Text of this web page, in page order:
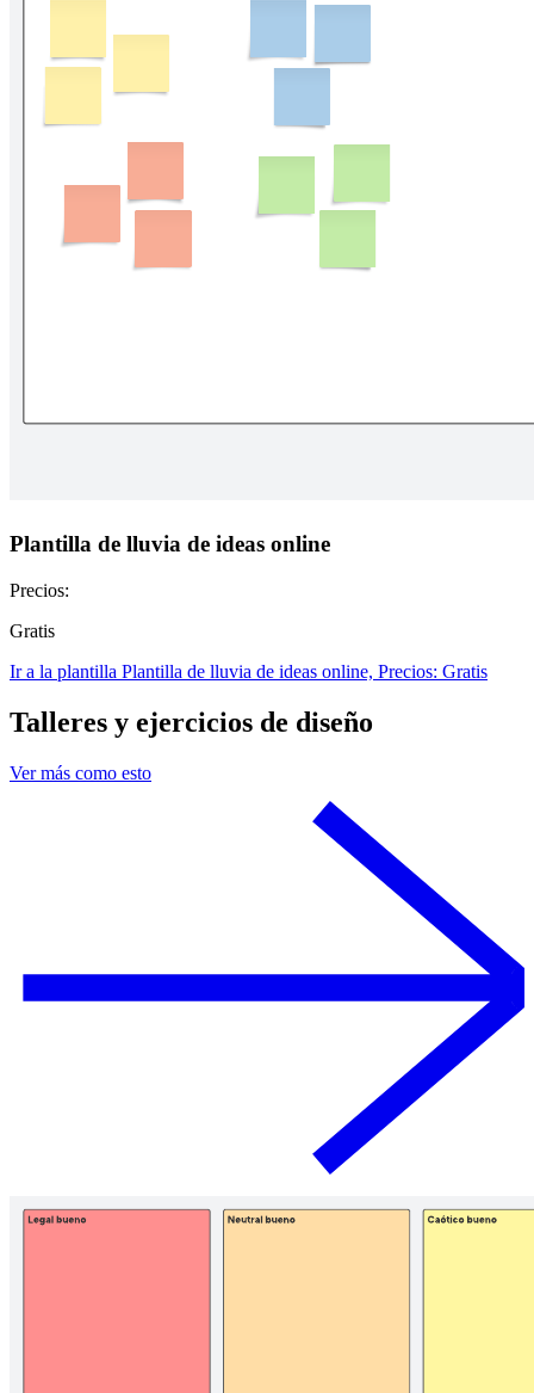
Plantilla de lluvia de ideas online
Precios:
Gratis
Ir a la plantilla Plantilla de lluvia de ideas online, Precios: Gratis
Talleres y ejercicios de diseño
Ver más como esto